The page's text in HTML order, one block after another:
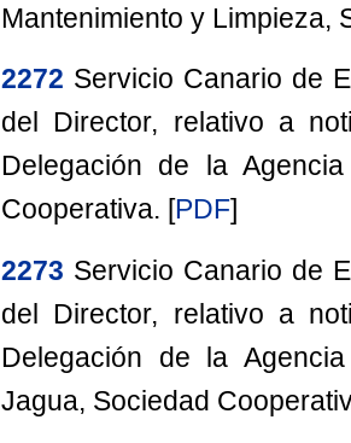
Mantenimiento y Limpieza,
2272 Servicio Canario de
del Director, relativo a
Delegación de la
Cooperativa. [PDF]
2273 Servicio Canario de
del Director, relativo a
Delegación de la
Jagua, Sociedad